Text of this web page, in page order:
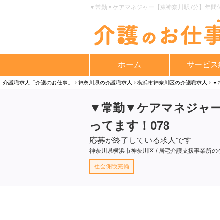
▼常勤▼ケアマネジャー【東神奈川駅7分】年間
ホーム サービス
介護職求人「介護のお仕事」 神奈川県の介護職求人 横浜市神奈川区の介護職求人 ▼
▼常勤▼ケアマネジャー
ってます！078
応募が終了している求人です
神奈川県横浜市神奈川区 / 居宅介護支援事業所の
社会保険完備